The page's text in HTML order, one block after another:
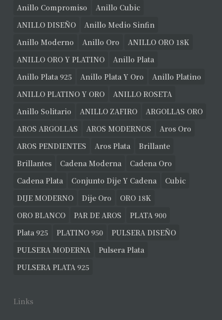
Anillo Compromiso
Anillo Cubic
ANILLO DISEÑO
Anillo Medio Sinfin
Anillo Moderno
Anillo Oro
ANILLO ORO 18K
ANILLO ORO Y PLATINO
Anillo Plata
Anillo Plata 925
Anillo Plata Y Oro
Anillo Platino
ANILLO PLATINO Y ORO
ANILLO ROSETA
Anillo Solitario
ANILLO ZAFIRO
ARGOLLAS ORO
AROS ARGOLLAS
AROS MODERNOS
Aros Oro
AROS PENDIENTES
Aros Plata
Brillante
Brillantes
Cadena Moderna
Cadena Oro
Cadena Plata
Conjunto Dije Y Cadena
Cubic
DIJE MODERNO
Dije Oro
ORO 18K
ORO BLANCO
PAR DE AROS
PLATA 900
Plata 925
PLATINO 950
PULSERA DISEÑO
PULSERA MODERNA
Pulsera Plata
PULSERA PLATA 925
Links